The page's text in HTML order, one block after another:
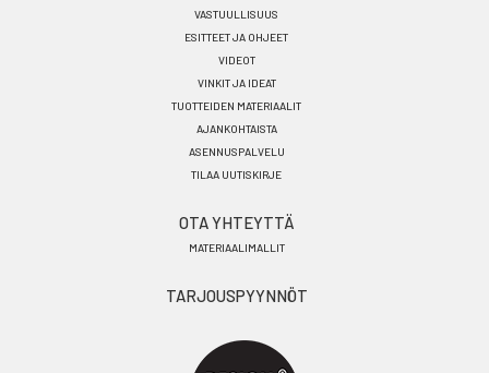
VASTUULLISUUS
ESITTEET JA OHJEET
VIDEOT
VINKIT JA IDEAT
TUOTTEIDEN MATERIAALIT
AJANKOHTAISTA
ASENNUSPALVELU
TILAA UUTISKIRJE
OTA YHTEYTTÄ
MATERIAALIMALLIT
TARJOUSPYYNNÖT